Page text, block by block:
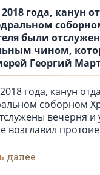
года, канун
были
чином,
Георгий
года, канун
соборном
вечерня
возглавил
далее